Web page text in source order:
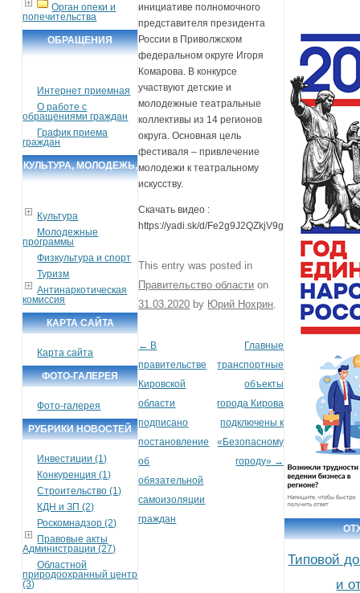
Орган опеки и
попечительства
ОБРАЩЕНИЯ
Интернет приемная
О работе с
обращениями граждан
График приема
граждан
КУЛЬТУРА, МОЛОДЕЖЬ,
Культура
Молодежные
программы
Физкультура и спорт
Туризм
Антинаркотическая
комиссия
КАРТА САЙТА
Карта сайта
ФОТО-ГАЛЕРЕЯ
Фото-галерея
РУБРИКИ НОВОСТЕЙ
Инвестиции (1)
Конкуренция (1)
Строительство (1)
КДН и ЗП (2)
Роскомнадзор (2)
Правовые акты
Администрации (27)
Областной
природоохранный центр
(3)
инициативе полномочного
представителя президента
России в Приволжском
федеральном округе Игоря
Комарова. В конкурсе
участвуют детские и
молодежные театральные
коллективы из 14 регионов
округа. Основная цель
фестиваля – привлечение
молодежи к театральному
искусству.
Скачать видео :
https://yadi.sk/d/Fe2g9J2QZkjV9g
This entry was posted in
Правительство области on
31.03.2020 by Юрий Нохрин
Post navigation
← В
правительстве
Кировской
области
подписано
постановление
об
обязательной
самоизоляции
граждан
Главные
транспортные
объекты
города Кирова
подключены к
«Безопасному
городу» →
Типовой
и